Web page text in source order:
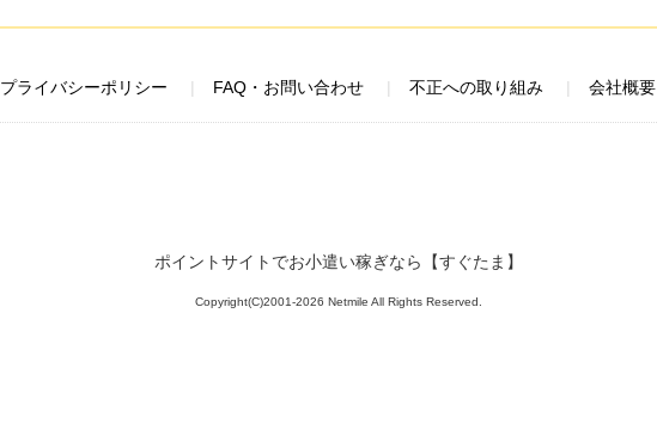
プライバシーポリシー FAQ・お問い合わせ 不正への取り組み 会社概要
ポイントサイトでお小遣い稼ぎなら【すぐたま】
Copyright(C)2001-2026 Netmile All Rights Reserved.